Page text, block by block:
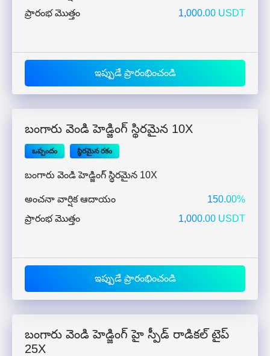
ప్రారంభ మొత్తం
1,000.00 USDT
ఇప్పుడే ప్రారంభించండి
బంగారు వెండి హెడ్జింగ్ స్థిరమైన 10X
ఒప్పందం స్థిరమైన రకం
బంగారు వెండి హెడ్జింగ్ స్థిరమైన 10X
అంచనా వార్షిక ఆదాయం
150.00%
ప్రారంభ మొత్తం
1,000.00 USDT
ఇప్పుడే ప్రారంభించండి
బంగారు వెండి హెడ్జింగ్ హై స్పీడ్ రాడికల్ టైప్
25X